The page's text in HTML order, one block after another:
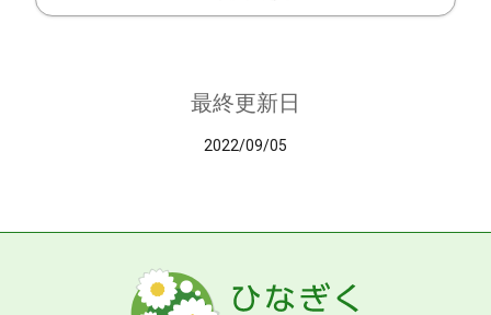
最終更新日
2022/09/05